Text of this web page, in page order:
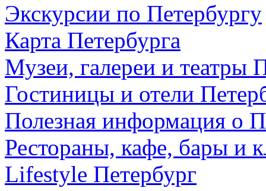
Экскурсии по Петербургу
Карта Петербурга
Музеи, галереи и театры
Гостиницы и отели
Полезная информация о
Рестораны, кафе, бары и
Lifestyle Петербург